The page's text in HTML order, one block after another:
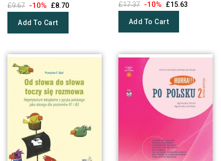
£9.67 -10% £8.70
Add To Cart
£17.37 -10% £15.63
Add To Cart